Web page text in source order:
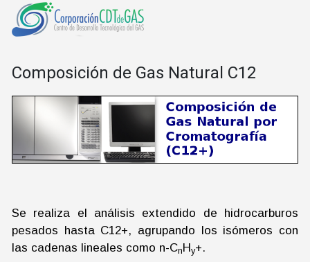
Composición de Gas Natural C12
Se realiza el análisis extendido de hidrocarburos
pesados hasta C12+, agrupando los isómeros con
las cadenas lineales como n-CnHy+.